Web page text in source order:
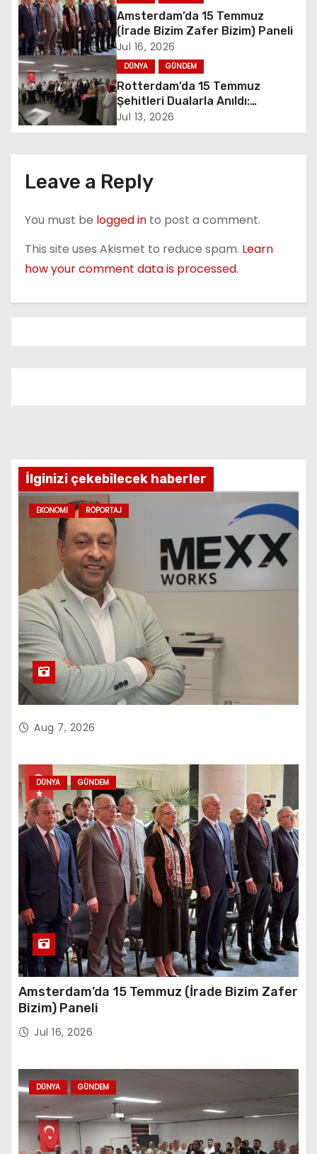
v
i
g
a
o
n
Amsterdam’da 15 Temmuz
(İrade Bizim Zafer Bizim) Paneli
Jul 16, 2026
DÜNYA GÜNDEM
Rotterdam’da 15 Temmuz
Şehitleri Dualarla Anıldı:
“Demokrasiye Sahip Çıkmanın
Jul 13, 2026
Leave a Reply
You must be logged in to post a comment.
This site uses Akismet to reduce spam. Learn
how your comment data is processed.
İlginizi çekebilecek haberler
EKONOMI RÖPORTAJ
Aug 7, 2026
DÜNYA GÜNDEM
Amsterdam’da 15 Temmuz (İrade Bizim Zafer
Bizim) Paneli
Jul 16, 2026
DÜNYA GÜNDEM